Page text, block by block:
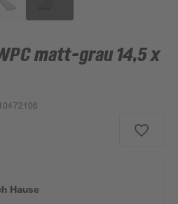
matt-grau 14,5 x
Hause